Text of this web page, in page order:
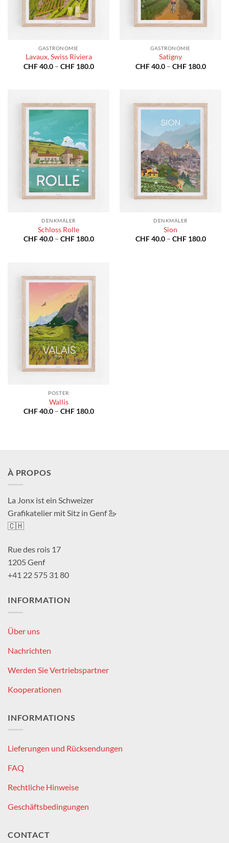
GASTRONOMIE
Lavaux, Swiss Riviera
CHF40.0 – CHF180.0Preisspanne:
GASTRONOMIE
Satigny
CHF40.0 – CHF180.0
DENKMÄLER
Schloss Rolle
CHF40.0 – CHF180.0Preisspanne:
DENKMÄLER
Sion
CHF40.0 – CHF180.0
POSTER
Wallis
CHF40.0 – CHF180.0Preisspanne:
À PROPOS
La Jonx ist ein Schweizer
Grafikatelier mit Sitz in Genf 🦢
🇨🇭
Rue des rois 17
1205 Genf
+41 22 575 31 80
INFORMATION
Über uns
Nachrichten
Werden Sie Vertriebspartner
Kooperationen
INFORMATIONS
Lieferungen und Rücksendungen
FAQ
Rechtliche Hinweise
Geschäftsbedingungen
CONTACT